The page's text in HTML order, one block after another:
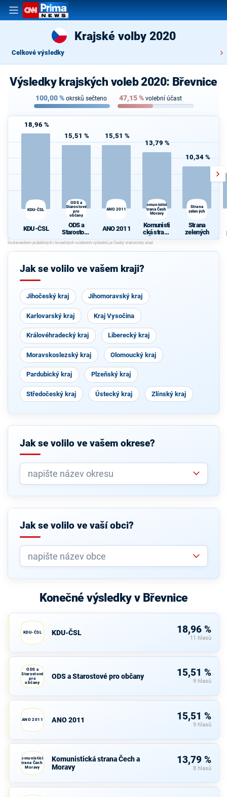
Krajské volby 2020
Celkové výsledky
Výsledky krajských voleb 2020: Břevnice
100,00% okrsků sečteno 47,15% volební účast
18,96 %
KDU-ČSL
KDU-ČSL
15,51 %
ODS a
Starostové
pro
občany
ODS a
Starostové
pro občany
15,51 %
ANO 2011
ANO 2011
13,79 %
Komunistická
strana Čech a
Moravy
Komunisti
cká strana
Čech a
Moravy
10,34 %
Strana
zelených
Strana
zelených
Jak se volilo ve vašem kraji?
Jihočeský kraj Jihomoravský kraj
Karlovarský kraj Kraj Vysočina
Královéhradecký kraj Liberecký kraj
Moravskoslezský kraj Olomoucký kraj
Pardubický kraj Plzeňský kraj
Středočeský kraj Ústecký kraj Zlínský kraj
Jak se volilo ve vašem okrese?
Jak se volilo ve vaší obci?
Konečné výsledky v Břevnice
KDU-ČSL KDU-ČSL 18,96 %
11 hlasů
ODS a
Starostové
pro
občany
ODS a Starostové pro občany 15,51 %
9 hlasů
ANO 2011 ANO 2011 15,51 %
9 hlasů
Komunistická
strana Čech a
Moravy
Komunistická strana Čech a
Moravy
13,79 %
8 hlasů